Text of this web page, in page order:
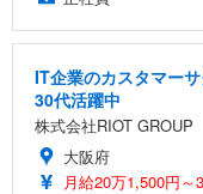
IT企業のカスタマー
30代活躍中
株式会社RIOT GROUP
大阪府
月給20万1,500円～